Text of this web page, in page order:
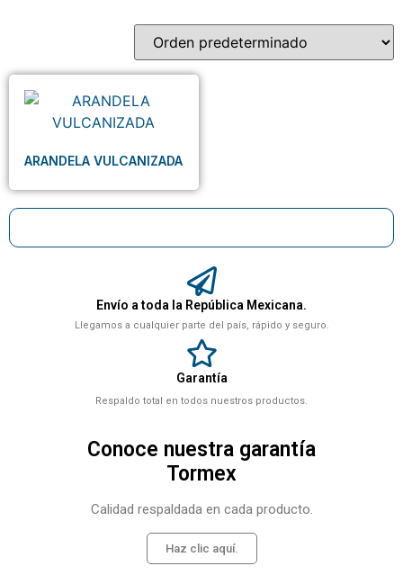
Envío a toda la República Mexicana.
Llegamos a cualquier parte del país, rápido y seguro.
Garantía
Respaldo total en todos nuestros productos.
Conoce nuestra garantía
Tormex
Calidad respaldada en cada producto.
Haz clic aquí.
ARANDELA VULCANIZADA